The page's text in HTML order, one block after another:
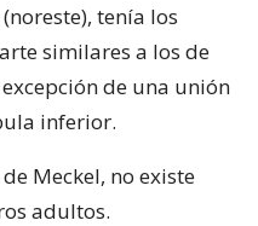
tenía los
similares a los de
de una unión
inferior.
Meckel, no existe
adultos.